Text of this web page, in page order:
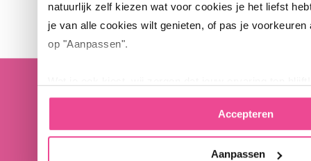
natuurlijk zelf kiezen wat voor cookies je het liefst
je van alle cookies wilt genieten, of pas je voorkeuren
op "Aanpassen".
Accepteren
Aanpassen